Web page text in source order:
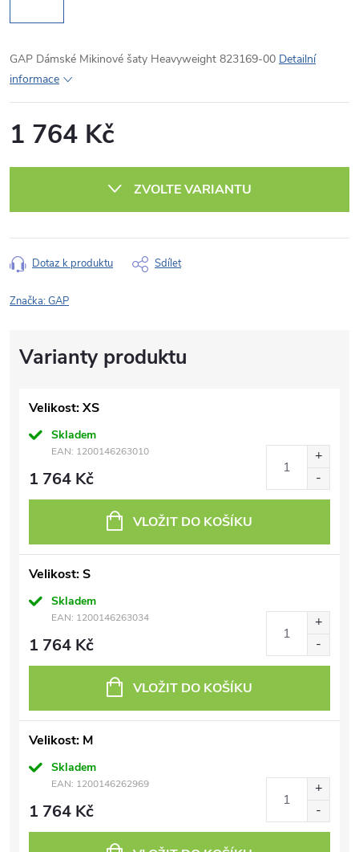
GAP Dámské Mikinové šaty Heavyweight 823169-00 Detailní
informace
1 764 Kč
ZVOLTE VARIANTU
Dotaz k produktu Sdílet
Značka:GAP
Velikost: XS
Skladem
EAN: 1200146263010
1 764 Kč
VLOŽIT DO KOŠÍKU
Velikost: S
Skladem
EAN: 1200146263034
1 764 Kč
VLOŽIT DO KOŠÍKU
Velikost: M
Skladem
EAN: 1200146262969
1 764 Kč